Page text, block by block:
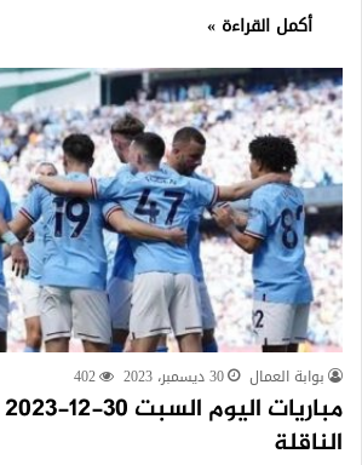
أكمل القراءة »
بوابة العمال 30 ديسمبر، 2023 402
الناقلة